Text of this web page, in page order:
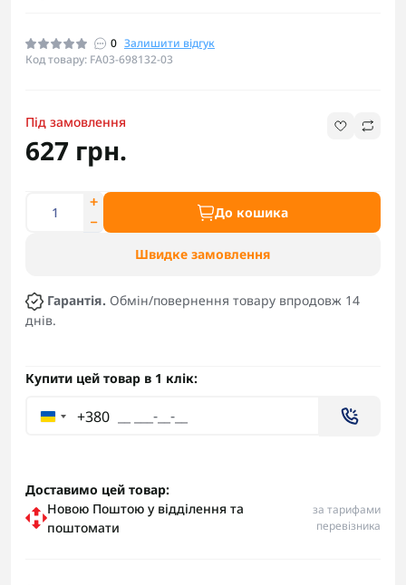
0 Залишити відгук
Код товару: FA03-698132-03
Під замовлення
627 грн.
До кошика
Швидке замовлення
Гарантія. Обмін/повернення товару впродовж 14
днів.
Купити цей товар в 1 клік:
+380
Доставимо цей товар:
Новою Поштою у відділення та
поштомати
за тарифами
перевізника